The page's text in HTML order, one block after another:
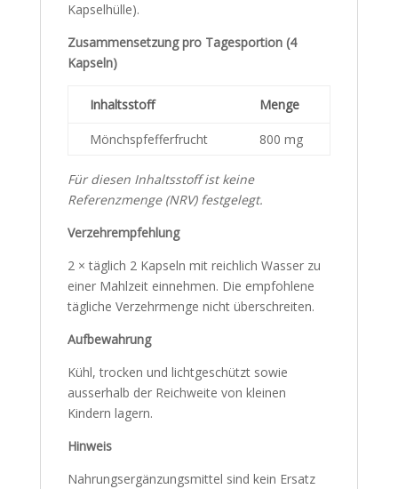
Kapselhülle).
Zusammensetzung pro Tagesportion (4
Kapseln)
Inhaltsstoff Menge
Mönchspfefferfrucht 800 mg
Für diesen Inhaltsstoff ist keine
Referenzmenge (NRV) festgelegt.
Verzehrempfehlung
2 × täglich 2 Kapseln mit reichlich Wasser zu
einer Mahlzeit einnehmen. Die empfohlene
tägliche Verzehrmenge nicht überschreiten.
Aufbewahrung
Kühl, trocken und lichtgeschützt sowie
ausserhalb der Reichweite von kleinen
Kindern lagern.
Hinweis
Nahrungsergänzungsmittel sind kein Ersatz